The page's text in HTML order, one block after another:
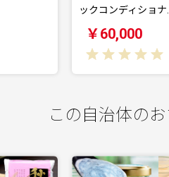
クコンディショナ…
(0)
この自治体の